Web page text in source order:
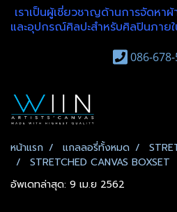
เราเป็นผู้เชี่ยวชาญด้านการจัดหา
และอุปกรณ์ศิลปะสำหรับศิลปินภายใ
086-
หน้าแรก แกลลอรี่ทั้งหมด
STRETCHED CANVAS BOXSET
อัพเดทล่าสุด: 9 เม.ย 2562